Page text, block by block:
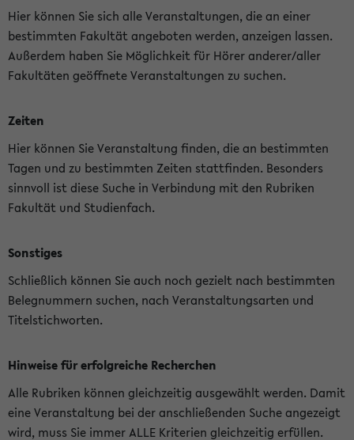
Hier können Sie sich alle Veranstaltungen, die an einer
bestimmten Fakultät angeboten werden, anzeigen lassen.
Außerdem haben Sie Möglichkeit für Hörer anderer/aller
Fakultäten geöffnete Veranstaltungen zu suchen.
Zeiten
Hier können Sie Veranstaltung finden, die an bestimmten
Tagen und zu bestimmten Zeiten stattfinden. Besonders
sinnvoll ist diese Suche in Verbindung mit den Rubriken
Fakultät und Studienfach.
Sonstiges
Schließlich können Sie auch noch gezielt nach bestimmten
Belegnummern suchen, nach Veranstaltungsarten und
Titelstichworten.
Hinweise für erfolgreiche Recherchen
Alle Rubriken können gleichzeitig ausgewählt werden. Damit
eine Veranstaltung bei der anschließenden Suche angezeigt
wird, muss Sie immer ALLE Kriterien gleichzeitig erfüllen.